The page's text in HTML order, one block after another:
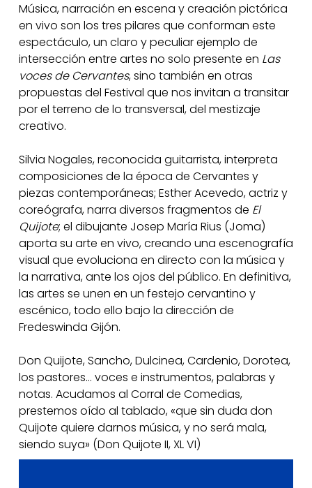
Música, narración en escena y creación pictórica
en vivo son los tres pilares que conforman este
espectáculo, un claro y peculiar ejemplo de
intersección entre artes no solo presente en Las
voces de Cervantes, sino también en otras
propuestas del Festival que nos invitan a transitar
por el terreno de lo transversal, del mestizaje
creativo.
Silvia Nogales, reconocida guitarrista, interpreta
composiciones de la época de Cervantes y
piezas contemporáneas; Esther Acevedo, actriz y
coreógrafa, narra diversos fragmentos de El
Quijote; el dibujante Josep María Rius (Joma)
aporta su arte en vivo, creando una escenografía
visual que evoluciona en directo con la música y
la narrativa, ante los ojos del público. En definitiva,
las artes se unen en un festejo cervantino y
escénico, todo ello bajo la dirección de
Fredeswinda Gijón.
Don Quijote, Sancho, Dulcinea, Cardenio, Dorotea,
los pastores… voces e instrumentos, palabras y
notas. Acudamos al Corral de Comedias,
prestemos oído al tablado, «que sin duda don
Quijote quiere darnos música, y no será mala,
siendo suya» (Don Quijote II, XL VI)